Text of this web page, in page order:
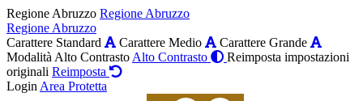
Regione Abruzzo Regione Abruzzo
Regione Abruzzo
Carattere Standard
Carattere Medio
Carattere Grande
Modalità Alto Contrasto Alto Contrasto
Reimposta impostazioni
originali Reimposta
Login Area Protetta